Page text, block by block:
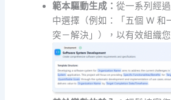
範本驅動生成：從一系列經
中選擇（例如：「五個 W 和
突－解決」），以有效組織